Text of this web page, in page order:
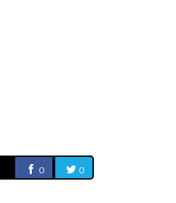
0 0